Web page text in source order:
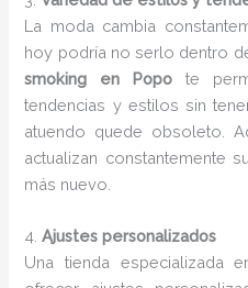
La moda cambia
hoy podría no serlo dentro
smoking en Popo te
tendencias y estilos sin
atuendo quede obsoleto.
actualizan constantemente
más nuevo.
4.Ajustes personalizados
Una tienda especializada